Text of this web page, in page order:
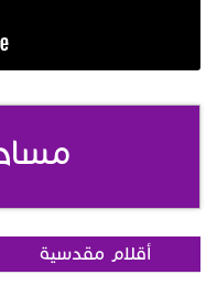
أقلام مقدسية